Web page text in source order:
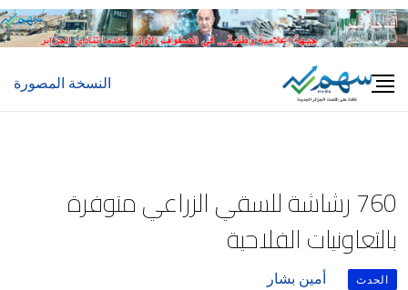
Skip
to
النسخة المصورة
760 رشاشة للسقي الزراعي متوفرة
بالتعاونيات الفلاحية
الحدث
أمين بشار